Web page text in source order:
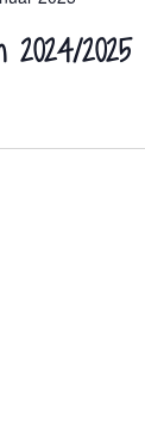
2024/2025